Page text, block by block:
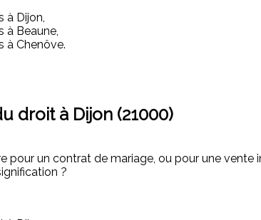
Dijon,
à Beaune,
à Chenôve.
droit à Dijon (21000)
pour un contrat de mariage, ou pour une
?